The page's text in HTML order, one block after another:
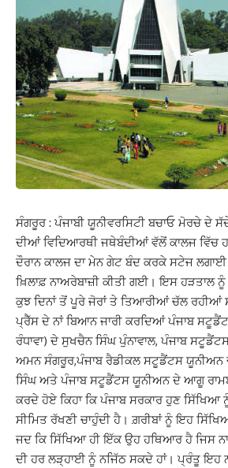
ਸੰਗਰੂਰ : ਪੰਜਾਬੀ ਯੂਨੀਵਰਸਿਟੀ ਬਚਾਓ ਮੋਰਚੇ ਦੇ
ਦੀਆਂ ਵਿਦਿਆਰਥੀ ਜਥੇਬੰਦੀਆਂ ਵੱਲੋਂ ਕਾਲਜ ਵਿੱਚ
ਦੌਰਾਨ ਕਾਲਜ ਦਾ ਮੇਨ ਗੇਟ ਬੰਦ ਕਰਕੇ ਸਟੇਜ
ਖ਼ਿਲਾਫ਼ ਨਾਅਰੇਬਾਜ਼ੀ ਕੀਤੀ ਗਈ। ਇਸ ਹੜਤਾਲ
ਕੁਝ ਦਿਨਾਂ ਤੋਂ ਪੂਰੇ ਜੋਰਾਂ ਤੇ ਤਿਆਰੀਆਂ ਚੱਲ ਰਹੀਆਂ
ਪ੍ਰੈੱਸ ਦੇ ਨਾਂ ਬਿਆਨ ਜਾਰੀ ਕਰਦਿਆਂ ਪੰਜਾਬ
ਰੰਧਾਵਾ) ਦੇ ਸੁਖਚੈਨ ਸਿੰਘ ਪੁੰਨਾਵਾਲ, ਪੰਜਾਬ
ਅਮਨ ਸੰਗਰੂਰ,ਪੰਜਾਬ ਰੈਡੀਕਲ ਸਟੂਡੈਂਟਸ ਯੂਨੀਅਨ
ਸਿੰਘ ਅਤੇ ਪੰਜਾਬ ਸਟੂਡੈਂਟਸ ਯੂਨੀਅਨ ਦੇ ਆਗੂ
ਕਰਦੇ ਹੋਏ ਕਿਹਾ ਕਿ ਪੰਜਾਬ ਸਰਕਾਰ ਹੁਣ
ਸੀਮਿਤ ਰੱਖਣੀ ਚਾਹੁੰਦੀ ਹੈ। ਗ਼ਰੀਬਾਂ ਨੂੰ ਇਹ
ਜਦ ਕਿ ਸਿੱਖਿਆ ਹੀ ਇੱਕ ਉਹ ਹਥਿਆਰ ਹੈ ਜਿਸ
ਦੀ ਹਰ ਲੜ੍ਹਾਈ ਨੂੰ ਨਜਿੱਠ ਸਕਦੇ ਹਾਂ। ਪ੍ਰੰਤੂ ਇਹ